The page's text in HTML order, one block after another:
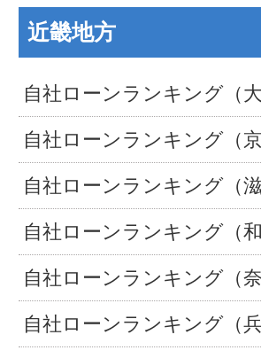
近畿地方
自社ローンランキング（大
自社ローンランキング（京
自社ローンランキング（滋
自社ローンランキング（和
自社ローンランキング（奈
自社ローンランキング（兵